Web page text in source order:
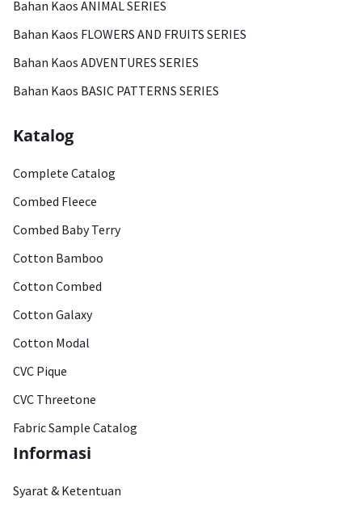
Bahan Kaos ANIMAL SERIES
Bahan Kaos FLOWERS AND FRUITS SERIES
Bahan Kaos ADVENTURES SERIES
Bahan Kaos BASIC PATTERNS SERIES
Katalog
Complete Catalog
Combed Fleece
Combed Baby Terry
Cotton Bamboo
Cotton Combed
Cotton Galaxy
Cotton Modal
CVC Pique
CVC Threetone
Fabric Sample Catalog
Informasi
Syarat & Ketentuan